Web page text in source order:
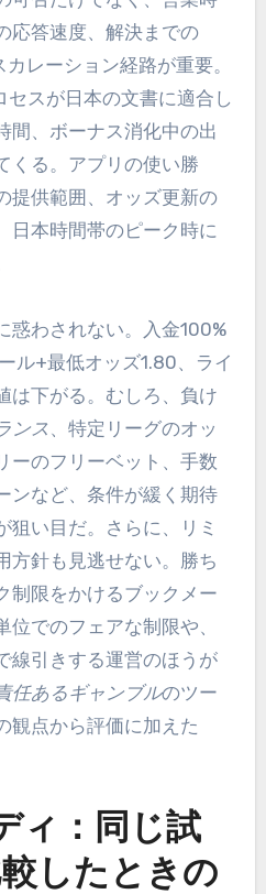
応答速度、解決までの
レーション経路が重要。
セスが日本の文書に適合し
間、ボーナス消化中の出
くる。アプリの使い勝
提供範囲、オッズ更新の
日本時間帯のピーク時に
惑わされない。入金100%
ル+最低オッズ1.80、ライ
は下がる。むしろ、負け
ンス 、特定リーグのオッ
ーのフリーベット、手数
ンなど、条件が緩く期待
狙い目だ。さらに、リミ
方針も見逃せない。勝ち
制限をかけるブックメー
でのフェアな制限や、
線引きする運営のほうが
任あるギャンブルのツー
観点から評価に加えた
ィ：同じ試
したときの